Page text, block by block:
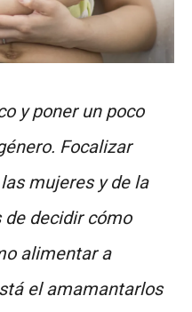
y poner un poco
Focalizar
mujeres y de la
decidir cómo
alimentar a
el amamantarlos